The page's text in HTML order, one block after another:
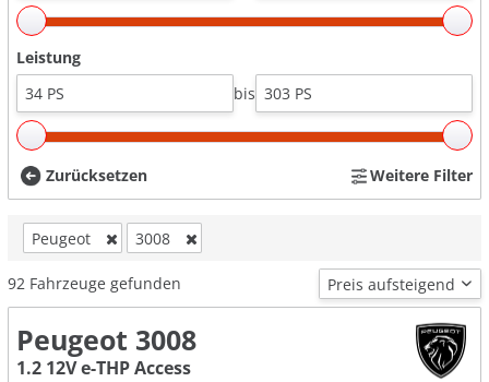
Leistung
bis
Zurücksetzen Weitere Filter
Peugeot 3008
92 Fahrzeuge gefunden
Peugeot 3008
1.2 12V e-THP Access